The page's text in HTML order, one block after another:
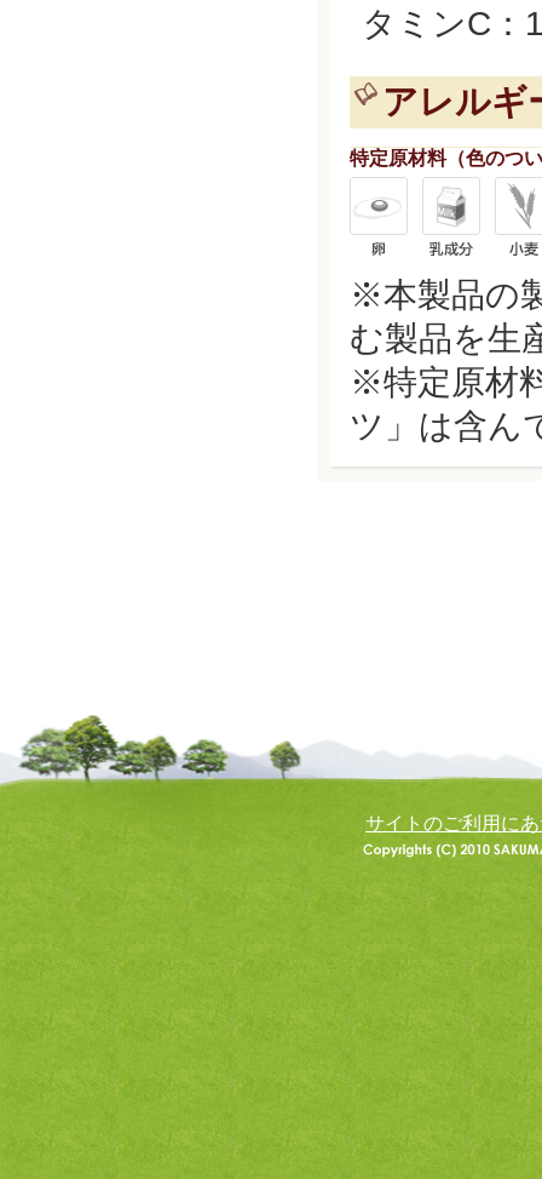
タミンC：
アレルギ
特定原材料（色のつ
※本製品の
む製品を生
※特定原材
ツ」は含ん
サイトのご利用に